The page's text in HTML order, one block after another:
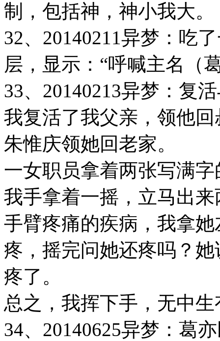
制，包括神，神小我大。
32、20140211异梦：吃
层，显示：“呼喊主名（
33、20140213异梦：复
我复活了我父亲，领他
朱惟庆领她回老家。
一女职员拿着两张写满
我手拿着一摇，立马出
手臂疼痛的疾病，我拿
疼，摇完问她还疼吗？
疼了。
总之，我挥下手，无中
34、20140625异梦：葛